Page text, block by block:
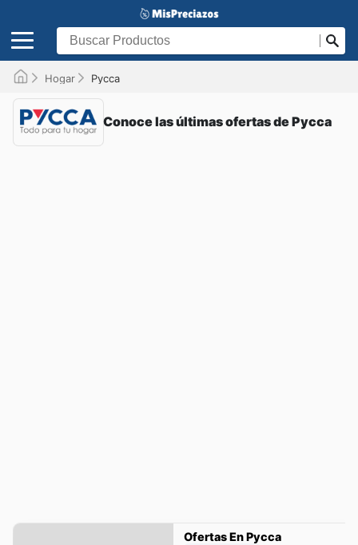
Hogar Pycca
Conoce las últimas ofertas de Pycca
Ofertas En Pycca